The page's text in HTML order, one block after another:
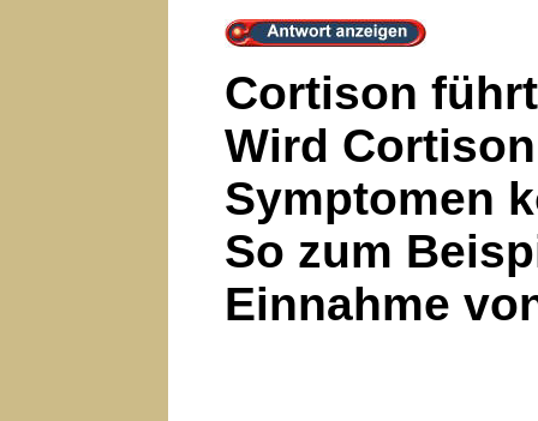
Cortison
Wird
Symptomen
So zum
Einnahme